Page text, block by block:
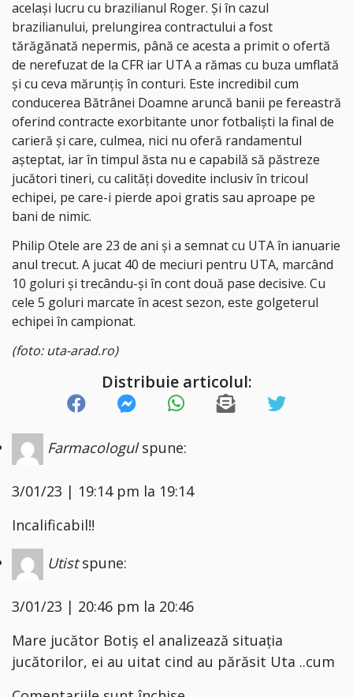
același lucru cu brazilianul Roger. Și în cazul
brazilianului, prelungirea contractului a fost
tărăgănată nepermis, până ce acesta a primit o ofertă
de nerefuzat de la CFR iar UTA a rămas cu buza umflată
și cu ceva mărunțiș în conturi. Este incredibil cum
conducerea Bătrânei Doamne aruncă banii pe fereastră
oferind contracte exorbitante unor fotbaliști la final de
carieră și care, culmea, nici nu oferă randamentul
așteptat, iar în timpul ăsta nu e capabilă să păstreze
jucători tineri, cu calități dovedite inclusiv în tricoul
echipei, pe care-i pierde apoi gratis sau aproape pe
bani de nimic.
Philip Otele are 23 de ani și a semnat cu UTA în ianuarie
anul trecut. A jucat 40 de meciuri pentru UTA, marcând
10 goluri și trecându-și în cont două pase decisive. Cu
cele 5 goluri marcate în acest sezon, este golgeterul
echipei în campionat.
(foto: uta-arad.ro)
Distribuie articolul:
Farmacologul spune:
3/01/23 | 19:14 pm la 19:14
Incalificabil!!
Utist spune:
3/01/23 | 20:46 pm la 20:46
Mare jucător Botiș el analizează situația
jucătorilor, ei au uitat cind au părăsit Uta ..cum